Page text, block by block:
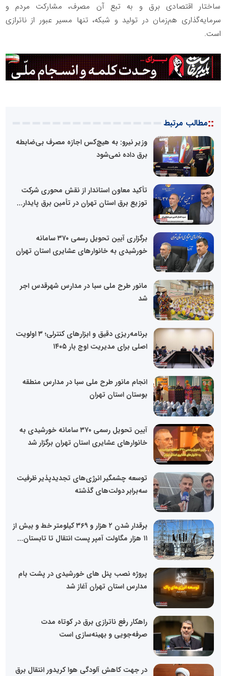
ساختار اقتصادی برق و به تبع آن مصرف، مشارکت مردم و
سرمایه‌گذاری هم‌زمان در تولید و شبکه، تنها مسیر عبور از ناترازی
است.
::مطالب مرتبط
وزیر نیرو: به هیچ‌کس اجازه مصرف بی‌ضابطه
برق داده نمی‌شود
تأکید معاون استاندار از نقش محوری شرکت
توزیع برق استان تهران در تأمین برق پایدار...
برگزاری آیین تحویل رسمی ۳۷۰ سامانه
خورشیدی به خانوارهای عشایری استان تهران
مانور طرح ملی سبا در مدارس شهرقدس اجر
شد
برنامه‌ریزی دقیق و ابزارهای کنترلی؛ ۳ اولویت
اصلی برای مدیریت اوج بار ۱۴۰۵
انجام مانور طرح ملی سبا در مدارس منطقه
بوستان استان تهران
آیین تحویل رسمی ۳۷۰ سامانه خورشیدی به
خانوارهای عشایری استان تهران برگزار شد
توسعه چشمگیر انرژی‌های تجدیدپذیر ظرفیت
سه‌برابر دولت‌های گذشته
برقدار شدن ۲ هزار و ۳۶۹ کیلومتر خط و بیش از
۱۱ هزار مگاولت آمپر پست انتقال تا تابستان...
پروژه نصب پنل های خورشیدی در پشت بام
مدارس استان تهران آغاز شد
راهکار رفع ناترازی برق در کوتاه مدت
صرفه‌جویی و بهینه‌سازی است
در جهت کاهش آلودگی هوا کریدور انتقال برق